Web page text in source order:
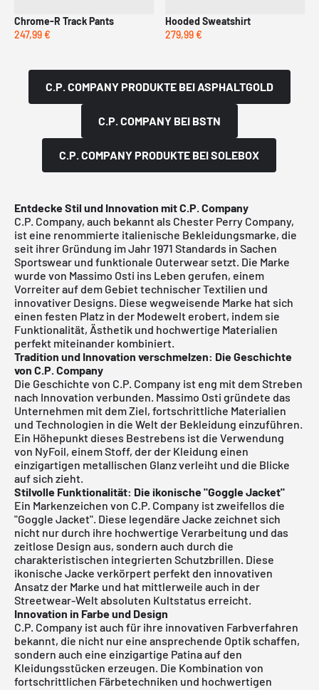
Chrome-R Track Pants
247,99 €
Hooded Sweatshirt
279,99 €
C.P. COMPANY PRODUKTE BEI ASPHALTGOLD
C.P. COMPANY BEI BSTN
C.P. COMPANY PRODUKTE BEI SOLEBOX
Entdecke Stil und Innovation mit C.P. Company
C.P. Company, auch bekannt als Chester Perry Company,
ist eine renommierte italienische Bekleidungsmarke, die
seit ihrer Gründung im Jahr 1971 Standards in Sachen
Sportswear und funktionale Outerwear setzt. Die Marke
wurde von Massimo Osti ins Leben gerufen, einem
Vorreiter auf dem Gebiet technischer Textilien und
innovativer Designs. Diese wegweisende Marke hat sich
einen festen Platz in der Modewelt erobert, indem sie
Funktionalität, Ästhetik und hochwertige Materialien
perfekt miteinander kombiniert.
Tradition und Innovation verschmelzen: Die Geschichte
von C.P. Company
Die Geschichte von C.P. Company ist eng mit dem Streben
nach Innovation verbunden. Massimo Osti gründete das
Unternehmen mit dem Ziel, fortschrittliche Materialien
und Technologien in die Welt der Bekleidung einzuführen.
Ein Höhepunkt dieses Bestrebens ist die Verwendung
von NyFoil, einem Stoff, der der Kleidung einen
einzigartigen metallischen Glanz verleiht und die Blicke
auf sich zieht.
Stilvolle Funktionalität: Die ikonische "Goggle Jacket"
Ein Markenzeichen von C.P. Company ist zweifellos die
"Goggle Jacket". Diese legendäre Jacke zeichnet sich
nicht nur durch ihre hochwertige Verarbeitung und das
zeitlose Design aus, sondern auch durch die
charakteristischen integrierten Schutzbrillen. Diese
ikonische Jacke verkörpert perfekt den innovativen
Ansatz der Marke und hat mittlerweile auch in der
Streetwear-Welt absoluten Kultstatus erreicht.
Innovation in Farbe und Design
C.P. Company ist auch für ihre innovativen Farbverfahren
bekannt, die nicht nur eine ansprechende Optik schaffen,
sondern auch eine einzigartige Patina auf den
Kleidungsstücken erzeugen. Die Kombination von
fortschrittlichen Färbetechniken und hochwertigen